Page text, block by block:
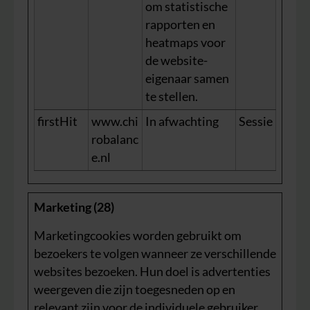
om statistische
rapporten en
heatmaps voor
de website-
eigenaar samen
te stellen.
firstHit
www.chi
robalanc
e.nl
In afwachting Sessie
Marketing (28)
Marketingcookies worden gebruikt om
bezoekers te volgen wanneer ze verschillende
websites bezoeken. Hun doel is advertenties
weergeven die zijn toegesneden op en